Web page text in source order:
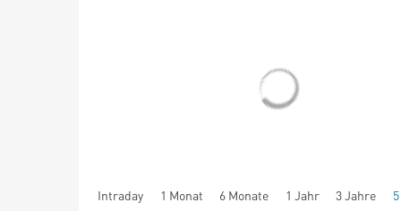
Intraday 1 Monat 6 Monate 1 Jahr 3 Jahre